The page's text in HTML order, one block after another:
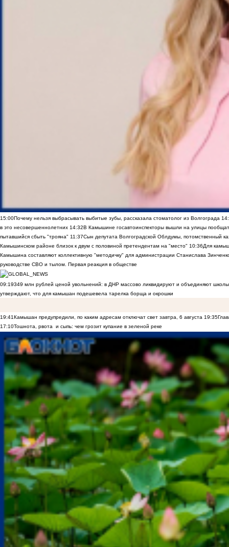
15:00Почему нельзя выбрасывать выбитые зубы, рассказала стоматолог из Волгограда
в это несовершеннолетних 14:32В Камышине госавтоинспекторы вышли на улицы
пытавшийся сбыть "трояна" 11:37Сын депутата Волгоградской Облдумы, потомственный
Камышинском районе близок к двум с половиной претендентам на "место" 10:36Для
Камышина составляют коллективную "методичку" для администрации Станислава
руководстве СВО и тылом. Первая реакция в обществе
09:19349 млн рублей ценой увольнений: в ДНР массово ликвидируют и объединяют
утверждают, что для камышан подешевела тарелка борща и окрошки
19:41Камышан предупредили, по каким адресам отключат свет завтра, 6 августа 19:35
17:10Тошнота, рвота и сыпь: чем грозит купание в зеленой реке